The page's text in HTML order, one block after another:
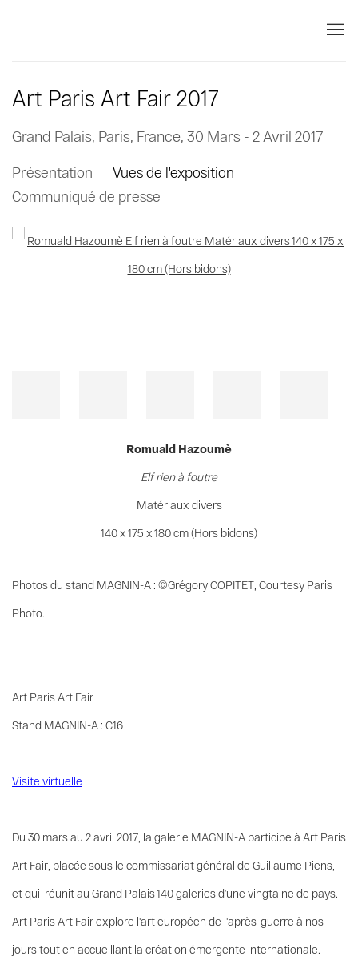
Art Paris Art Fair 2017
Grand Palais, Paris, France, 30 Mars - 2 Avril 2017
Présentation
Vues de l'exposition
Communiqué de presse
Open a larger version of the following image in a popup:
Romuald Hazoumè
Elf rien à foutre
Matériaux divers
140 x 175 x 180 cm (Hors bidons)
Photos du stand MAGNIN-A : ©Grégory COPITET, Courtesy Paris
Photo.
Art Paris Art Fair
Stand MAGNIN-A : C16
Visite virtuelle
Du 30 mars au 2 avril 2017, la galerie MAGNIN-A participe à Art Paris
Art Fair, placée sous le commissariat général de Guillaume Piens,
et qui réunit au Grand Palais 140 galeries d’une vingtaine de pays.
Art Paris Art Fair explore l'art européen de l'après-guerre à nos
jours tout en accueillant la création émergente internationale.